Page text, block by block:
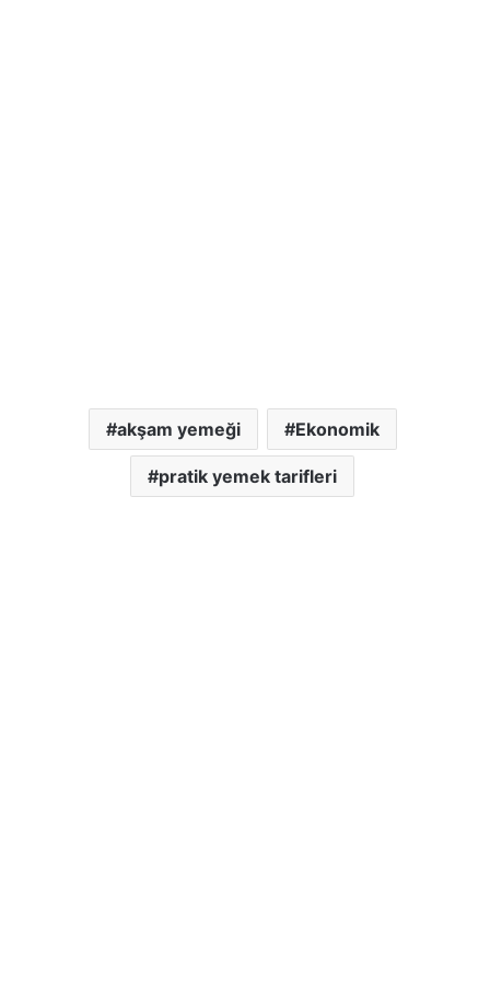
akşam yemeği Ekonomik
pratik yemek tarifleri